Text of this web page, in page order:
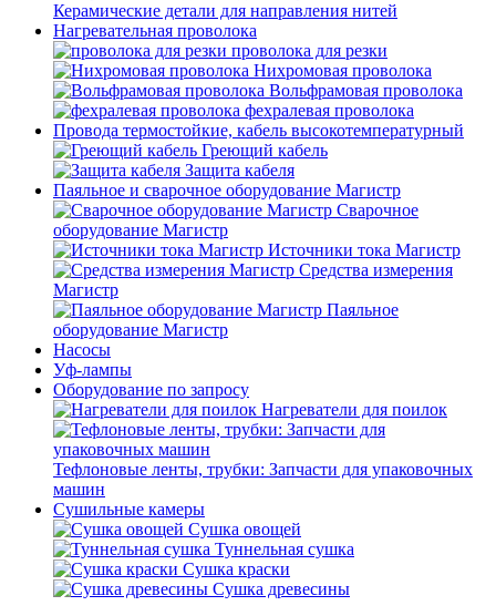
Керамические детали для направления нитей
Нагревательная проволока
проволока для резки
Нихромовая проволока
Вольфрамовая проволока
фехралевая проволока
Провода термостойкие, кабель высокотемпературный
Греющий кабель
Защита кабеля
Паяльное и сварочное оборудование Магистр
Сварочное
оборудование Магистр
Источники тока Магистр
Средства измерения
Магистр
Паяльное
оборудование Магистр
Насосы
Уф-лампы
Оборудование по запросу
Нагреватели для поилок
Тефлоновые ленты, трубки: Запчасти для упаковочных
машин
Сушильные камеры
Сушка овощей
Туннельная сушка
Сушка краски
Сушка древесины